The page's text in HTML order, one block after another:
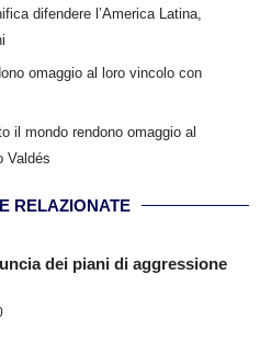
difendere l’America Latina,
omaggio al loro vincolo con
il mondo rendono omaggio al
Valdés
RELAZIONATE
dei piani di aggressione